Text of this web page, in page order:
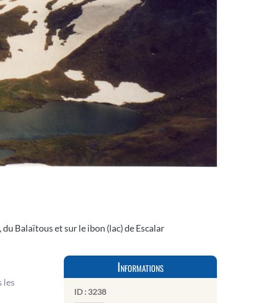
Balaïtous et sur le ibon (lac) de Escalar
les
Informations
ID : 3238